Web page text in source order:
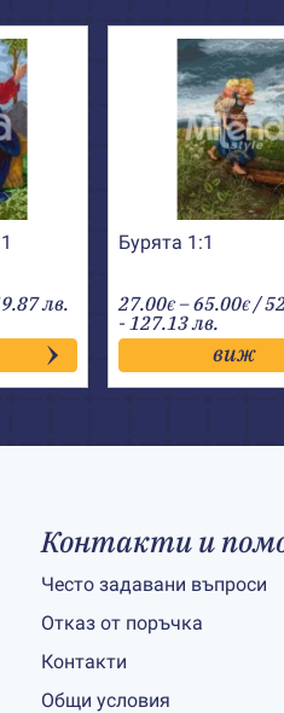
лв.
Бурята 1:1
27.00€ –65.00€/
- 127.13 лв.
виж
Контакти и
Често задавани въпроси
Отказ от поръчка
Контакти
Общи условия